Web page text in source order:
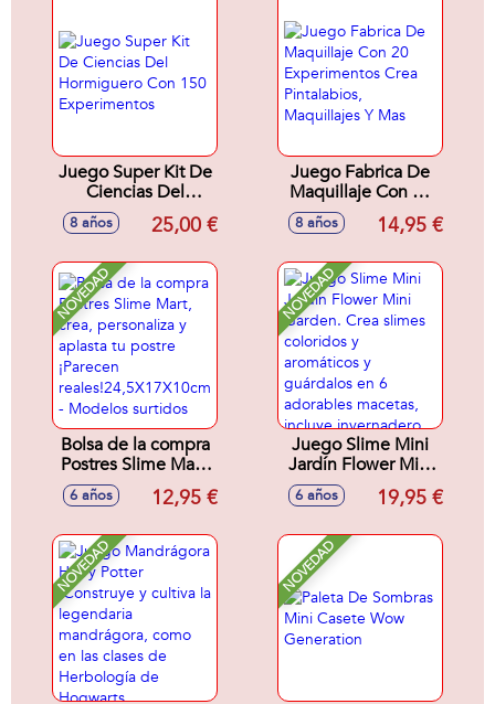
Juego Super Kit De
Ciencias Del
Hormiguero Con
150 Experimentos
8 años 25,00 €
Juego Fabrica De
Maquillaje Con 20
Experimentos Crea
Pintalabios,
8 años 14,95 €
NOVEDAD
Bolsa de la compra
Postres Slime Mart,
crea, personaliza y
aplasta tu postre
reales!24,5X17X10cm
- Modelos surtidos
6 años 12,95 €
NOVEDAD
Juego Slime Mini
Jardín Flower Mini
Garden. Crea
slimes coloridos y
guárdalos en 6
adorables macetas,
invernadero.
Decora a tu gusto
para crear tu propio
6 años 19,95 €
NOVEDAD NOVEDAD